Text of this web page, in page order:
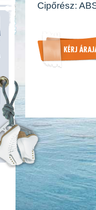
Cipőrész: